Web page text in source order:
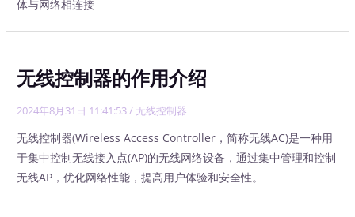
体与网络相连接
无线控制器的作用介绍
2024年8月31日 11:41:53/ 无线控制器
无线控制器(Wireless Access Controller，简称无线AC)是一种用
于集中控制无线接入点(AP)的无线网络设备，通过集中管理和控制
无线AP，优化网络性能，提高用户体验和安全性。